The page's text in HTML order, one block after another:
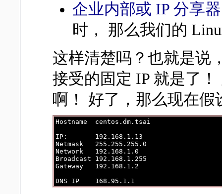
企业内部或 IP 分享
时， 那么我们的
这样清楚吗？也就是说
接受的固定 IP 就是了
啊！ 好了，那么现在
Hostname  centos.dm.tsai
IP:       192.168.1.13
Netmask   255.255.255.0
Network   192.168.1.0
Broadcast 192.168.1.255
Gateway   192.168.1.2